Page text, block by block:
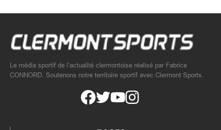
Le média sportif de l’actualité clermontoise réalisé par Fabrice
CONNORD. Soutenons notre territoire sportif avec Clermont Sports.